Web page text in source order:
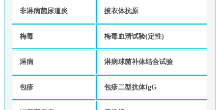
非淋病菌尿道炎 披衣体抗原
梅毒 梅毒血清试验(定性)
淋病 淋病球菌补体结合试验
包疹 包疹二型抗体IgG